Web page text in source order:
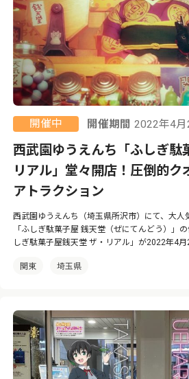
開催中 開催期間 2022年4
西武園ゆうえんち「ふしぎ駄
リアル」堂々開店！圧倒的ク
アトラクション
西武園ゆうえんち（埼玉県所沢市）にて、大
「ふしぎ駄菓子屋 銭天堂（ぜにてんどう）」
しぎ駄菓子屋銭天堂 ザ・リアル」が2022年4月
関東 埼玉県